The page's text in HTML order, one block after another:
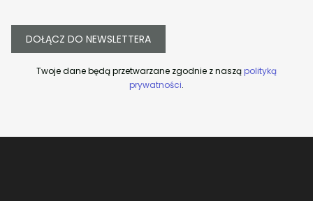
DOŁĄCZ DO NEWSLETTERA
Twoje dane będą przetwarzane zgodnie z nasząpolityką
prywatności.